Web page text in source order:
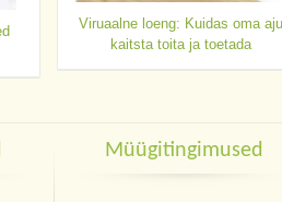
Viruaalne loeng: Kuidas oma aju
kaitsta toita ja toetada
Müügitingimused